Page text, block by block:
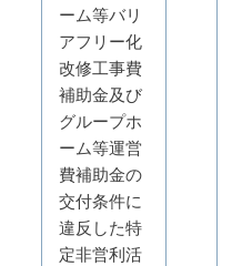
ーム等バリ
アフリー化
改修工事費
補助金及び
グループホ
ーム等運営
費補助金の
交付条件に
違反した特
定非営利活